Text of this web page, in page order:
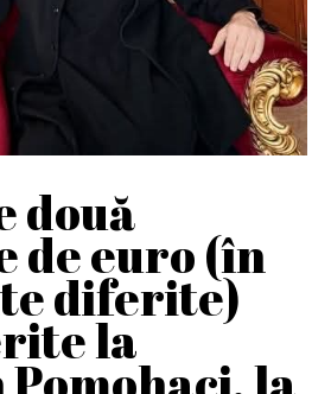
două
de euro (în
diferite)
la